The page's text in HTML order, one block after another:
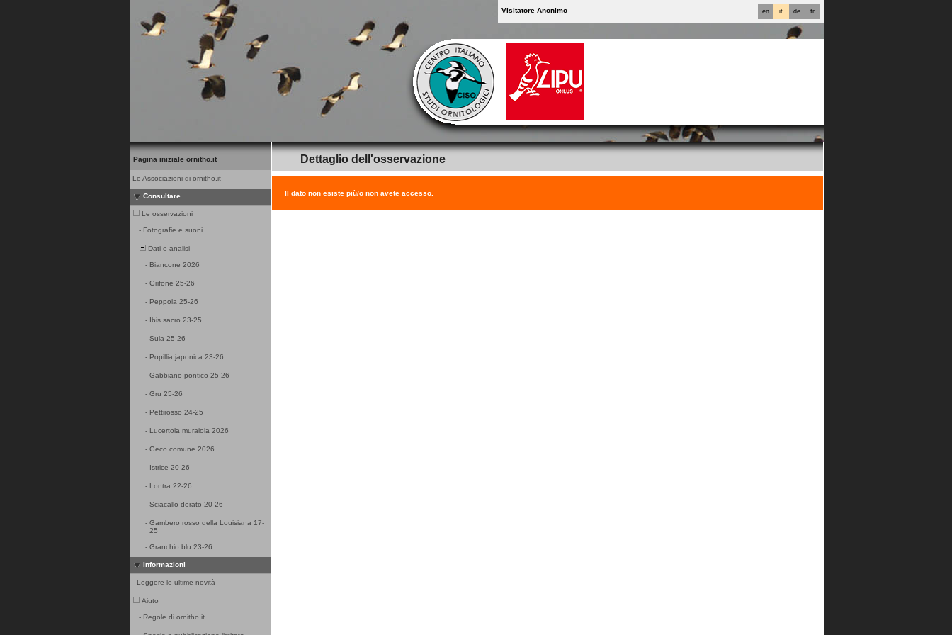
fr
de
it
en
Visitatore Anonimo
Pagina iniziale ornitho.it
Le Associazioni di ornitho.it
Consultare
Le osservazioni
- Fotografie e suoni
Dati e analisi
- Biancone 2026
- Grifone 25-26
- Peppola 25-26
- Ibis sacro 23-25
- Sula 25-26
- Popillia japonica 23-26
- Gabbiano pontico 25-26
- Gru 25-26
- Pettirosso 24-25
- Lucertola muraiola 2026
- Geco comune 2026
- Istrice 20-26
- Lontra 22-26
- Sciacallo dorato 20-26
- Gambero rosso della Louisiana 17-
25
- Granchio blu 23-26
Informazioni
- Leggere le ultime novità
Aiuto
- Regole di ornitho.it
Dettaglio dell'osservazione
Il dato non esiste più/o non avete accesso.